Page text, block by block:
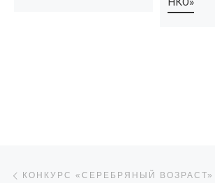
Навигация по записям
КОНКУРС «СЕРЕБРЯНЫЙ ВОЗРАСТ»